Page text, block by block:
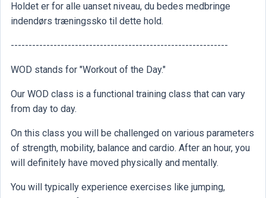
Holdet er for alle uanset niveau, du bedes medbringe
indendørs træningssko til dette hold.
-------------------------------------------------------------
WOD stands for "Workout of the Day."
Our WOD class is a functional training class that can vary
from day to day.
On this class you will be challenged on various parameters
of strength, mobility, balance and cardio. After an hour, you
will definitely have moved physically and mentally.
You will typically experience exercises like jumping,